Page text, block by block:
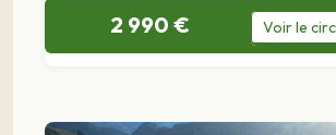
2 990 € Voirle